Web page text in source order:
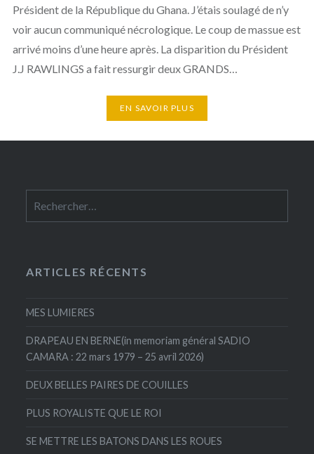
Président de la République du Ghana. J’étais soulagé de n’y
voir aucun communiqué nécrologique. Le coup de massue est
arrivé moins d’une heure après. La disparition du Président
J.J RAWLINGS a fait ressurgir deux GRANDS…
EN SAVOIR PLUS
ARTICLES RÉCENTS
MES LUMIERES
DRAPEAU EN BERNE(in memoriam général SADIO
CAMARA : 22 mars 1979 – 25 avril 2026)
DEUX BELLES PAIRES DE COUILLES
PLUS ROYALISTE QUE LE ROI
SE METTRE LES BATONS DANS LES ROUES